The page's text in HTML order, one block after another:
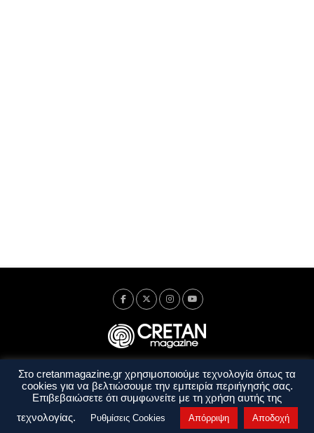
Ταυτότητα Πολιτική Απορρήτου
Όροι Χρήσης
Όροι και Προϋποθέσεις
Στο cretanmagazine.gr χρησιμοποιούμε τεχνολογία όπως τα
cookies για να βελτιώσουμε την εμπειρία περιήγησής σας.
Επιβεβαιώσετε ότι συμφωνείτε με τη χρήση αυτής της
τεχνολογίας.
Ρυθμίσεις Cookies Απόρριψη Αποδοχή